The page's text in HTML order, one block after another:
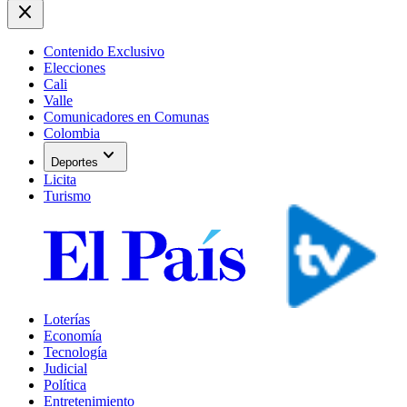
close
Contenido Exclusivo
Elecciones
Cali
Valle
Comunicadores en Comunas
Colombia
Deportes expand_more
Licita
Turismo
Loterías
Economía
Tecnología
Judicial
Política
Entretenimiento